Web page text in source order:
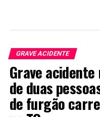
GRAVE ACIDENTE
Grave
de duas
de furgão